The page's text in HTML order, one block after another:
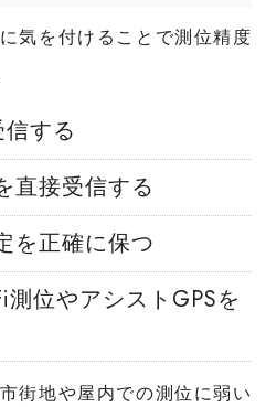
気を付けることで測位精度
する
直接受信する
を正確に保つ
位やアシストGPSを
街地や屋内での測位に弱い